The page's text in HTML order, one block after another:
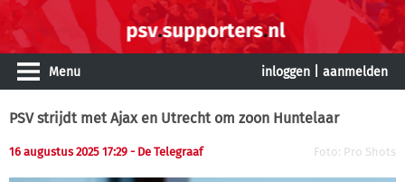
Menu inloggen aanmelden
PSV strijdt met Ajax en Utrecht om zoon Huntelaar
16 augustus 2025 17:29 - De Telegraaf Foto: Pro Shots